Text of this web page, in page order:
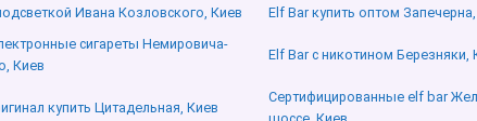
Ивана Козловского, Киев Elf Bar купить оптом
сигареты Немировича-
Киев
Elf Bar с никотином Березняки,
купить Цитадельная, Киев
Сертифицированные elf bar